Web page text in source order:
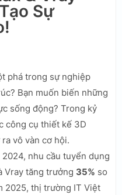
Sự
phá trong sự nghiệp
Bạn muốn biến những
sống động? Trong kỷ
công cụ thiết kế 3D
vô vàn cơ hội.
nhu cầu tuyển dụng
Vray tăng trưởng 35% so
2025, thị trường IT Việt